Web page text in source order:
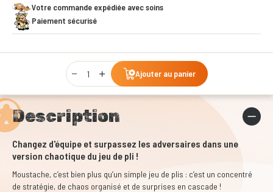
Votre commande expédiée avec soins
Paiement sécurisé
Qty
Ajouter au panier
Description
Changez d'équipe et surpassez les adversaires dans une
version chaotique du jeu de pli !
Moustache, c’est bien plus qu’un simple jeu de plis : c’est un concentré
de stratégie, de chaos organisé et de surprises en cascade !